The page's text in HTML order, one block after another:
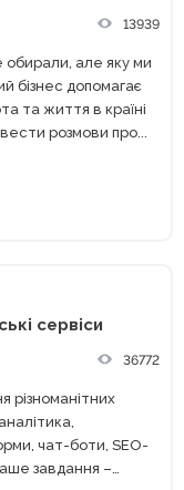
13939
обирали, але яку ми
бізнес допомагає
та життя в країні
розмови про...
сервіси
36772
різноманітних
чат-боти, SEO-